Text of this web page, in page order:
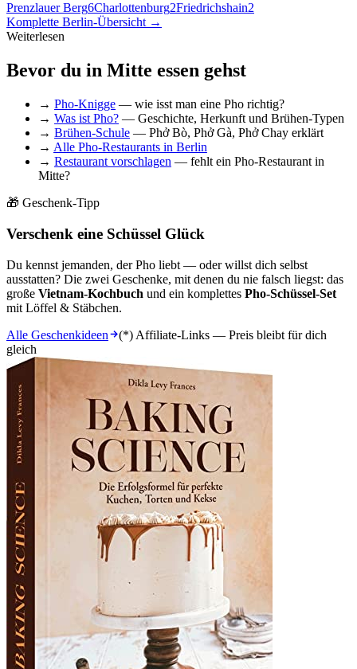
Prenzlauer Berg6Charlottenburg2Friedrichshain2
Komplette Berlin-Übersicht →
Weiterlesen
Bevor du in Mitte essen gehst
→ Pho-Knigge — wie isst man eine Pho richtig?
→ Was ist Pho? — Geschichte, Herkunft und Brühen-Typen
→ Brühen-Schule — Phở Bò, Phở Gà, Phở Chay erklärt
→ Alle Pho-Restaurants in Berlin
→ Restaurant vorschlagen — fehlt ein Pho-Restaurant in
Mitte?
🎁 Geschenk-Tipp
Verschenk eine Schüssel Glück
Du kennst jemanden, der Pho liebt — oder willst dich selbst
ausstatten? Die zwei Geschenke, mit denen du nie falsch liegst: das
große Vietnam-Kochbuch und ein komplettes Pho-Schüssel-Set
mit Löffel & Stäbchen.
Alle Geschenkideen
(*) Affiliate-Links — Preis bleibt für dich
gleich